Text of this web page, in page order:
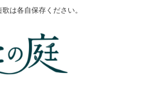
は各自保存ください。